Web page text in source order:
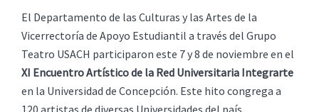
El Departamento de las Culturas y las Artes de la
Vicerrectoría de Apoyo Estudiantil a través del Grupo
Teatro USACH participaron este 7 y 8 de noviembre en el
XI Encuentro Artístico de la Red Universitaria Integrarte
en la Universidad de Concepción. Este hito congrega a